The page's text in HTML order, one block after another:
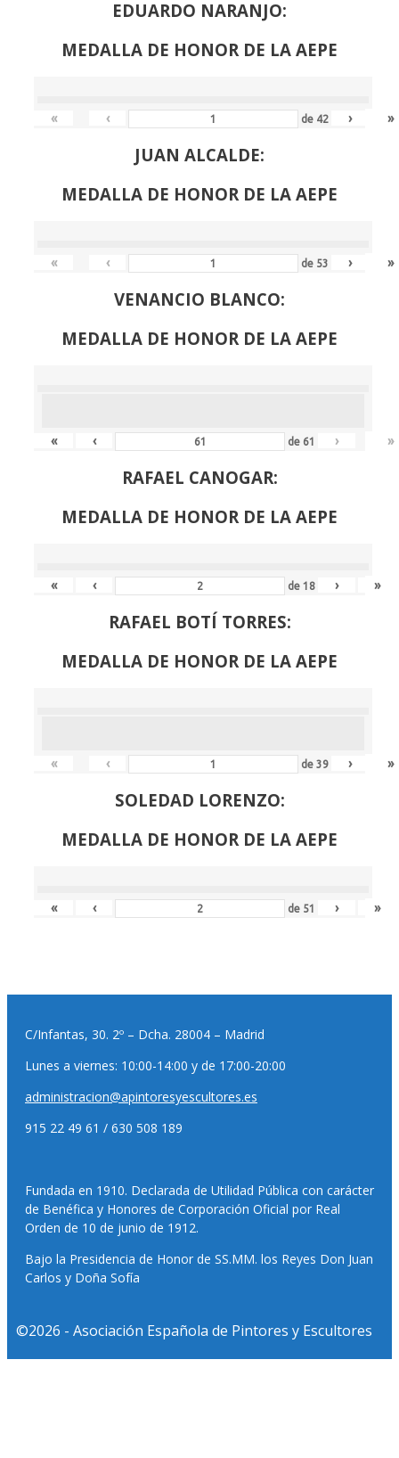
EDUARDO NARANJO:
MEDALLA DE HONOR DE LA AEPE
« ‹ de 42 › »
JUAN ALCALDE:
MEDALLA DE HONOR DE LA AEPE
« ‹ de 53 › »
VENANCIO BLANCO:
MEDALLA DE HONOR DE LA AEPE
« ‹ de 61 › »
RAFAEL CANOGAR:
MEDALLA DE HONOR DE LA AEPE
« ‹ de18 › »
RAFAEL BOTÍ TORRES:
MEDALLA DE HONOR DE LA AEPE
« ‹ de39 › »
SOLEDAD LORENZO:
MEDALLA DE HONOR DE LA AEPE
« ‹ de 51 › »
C/Infantas, 30. 2º – Dcha. 28004 – Madrid
Lunes a viernes: 10:00-14:00 y de 17:00-20:00
administracion@apintoresyescultores.es
915 22 49 61 / 630 508 189
Fundada en 1910. Declarada de Utilidad Pública con carácter
de Benéfica y Honores de Corporación Oficial por Real
Orden de 10 de junio de 1912.
Bajo la Presidencia de Honor de SS.MM. los Reyes Don Juan
Carlos y Doña Sofía
©2026 - Asociación Española de Pintores y Escultores